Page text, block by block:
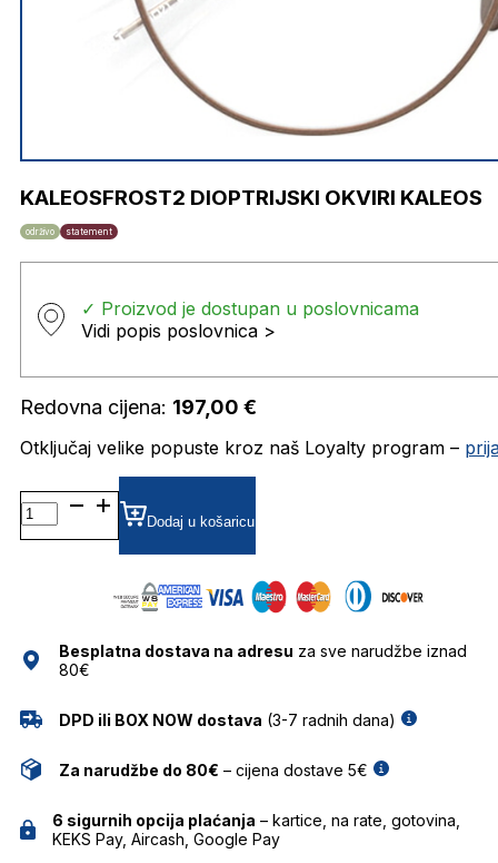
KALEOSFROST2 DIOPTRIJSKI OKVIRI KALEOS
održivo statement
✓ Proizvod je dostupan u poslovnicama
Vidi popis poslovnica >
Redovna cijena: 197,00 €
Otključaj velike popuste kroz naš Loyalty program –
KALEOSFROST2 DIOPTRIJSKI
OKVIRI
KALEOS
Dodaj u košaricu
Besplatna dostava na adresu za sve narudžbe iznad
80€
DPD ili BOX NOW dostava (3-7 radnih dana)
Za narudžbe do 80€ – cijena dostave 5€
6 sigurnih opcija plaćanja – kartice, na rate, gotovina,
KEKS Pay, Aircash, Google Pay